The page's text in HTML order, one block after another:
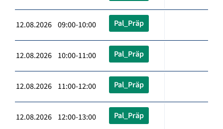
12.08.2026 09:00-10:00 Pal_Präp
12.08.2026 10:00-11:00 Pal_Präp
12.08.2026 11:00-12:00 Pal_Präp
12.08.2026 12:00-13:00 Pal_Präp